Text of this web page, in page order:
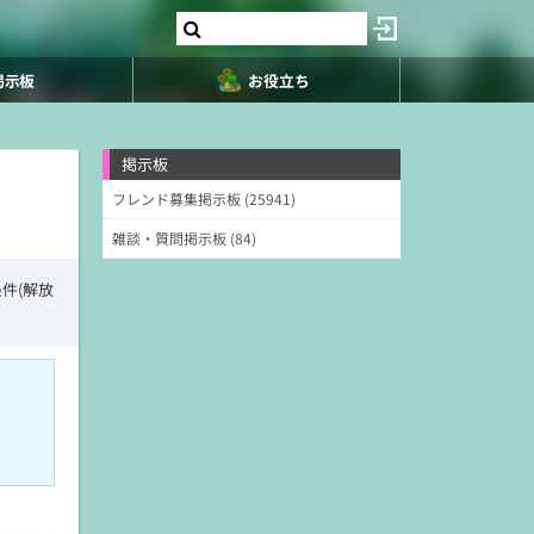
示板 お役立ち
(解放
掲示板
フレンド募集掲示板 (25941)
雑談・質問掲示板 (84)